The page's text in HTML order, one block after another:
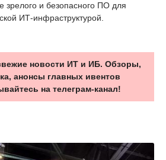
зрелого и безопасного ПО для
ИТ-инфраструктурой.
новости ИТ и ИБ. Обзоры,
анонсы главных ивентов
на телеграм-канал!